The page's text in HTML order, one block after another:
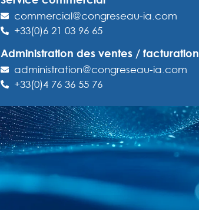
commercial@congreseau-ia.com
+33(0)6 21 03 96 65
Administration des ventes / facturation
administration@congreseau-ia.com
+33(0)4 76 36 55 76